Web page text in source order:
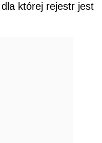
dla której rejestr jest